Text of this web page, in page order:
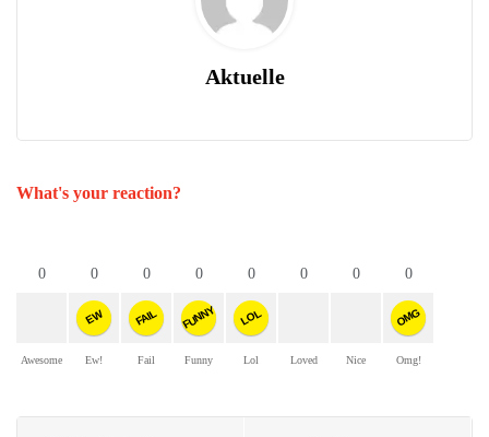
Aktuelle
What's your reaction?
0
Awesome
0
EW
Ew!
0
FAIL
Fail
0
FUNNY
Funny
0
LOL
Lol
0
Loved
0
Nice
0
OMG
Omg!